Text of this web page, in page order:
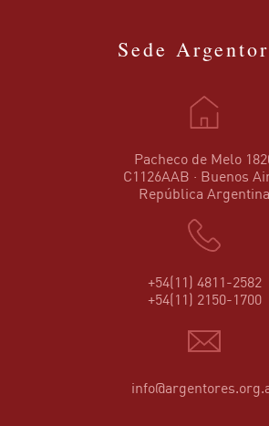
Sede
Pacheco de Melo
C1126AAB · Buenos
República Argentina
+54(11) 4811-2582
+54(11) 2150-1700